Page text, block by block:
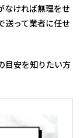
なければ無理をせ
送って業者に任せ
目安を知りたい方